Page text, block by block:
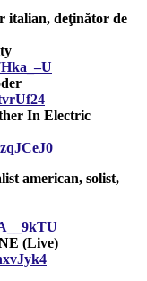
italian, deţinător de
In Electric
american, solist,
(Live)